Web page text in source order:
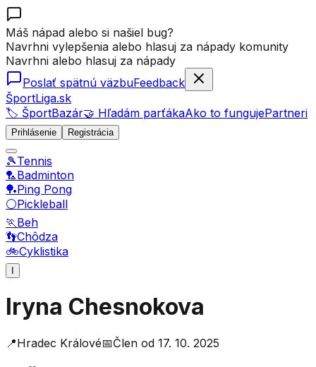
Máš nápad alebo si našiel bug?
Navrhni vylepšenia alebo hlasuj za nápady komunity
Navrhni alebo hlasuj za nápady
Poslať spätnú väzbuFeedback
ŠportLiga.sk
🏷️ ŠportBazár🤝 Hľadám parťákaAko to fungujePartneri
Prihlásenie Registrácia
🎾Tennis
🏸Badminton
🏓Ping Pong
⚪Pickleball
🏃Beh
👣Chôdza
🚲Cyklistika
Iryna Chesnokova
📍Hradec Králové📅Člen od 17. 10. 2025